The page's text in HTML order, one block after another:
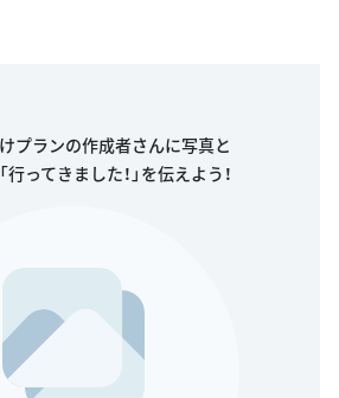
プランの作成者さんに写真と
行ってきました！」を伝えよう！